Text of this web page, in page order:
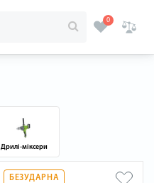
0
Дрилі-міксери
БЕЗУДАРНА